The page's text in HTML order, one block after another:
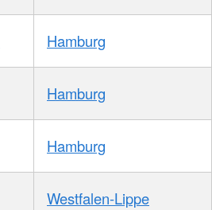
Hamburg
Hamburg
Hamburg
Westfalen-Lippe